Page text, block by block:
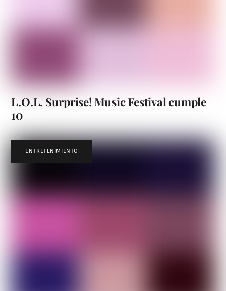
L.O.L. Surprise! Music Festival cumple
10
ENTRETENIMIENTO